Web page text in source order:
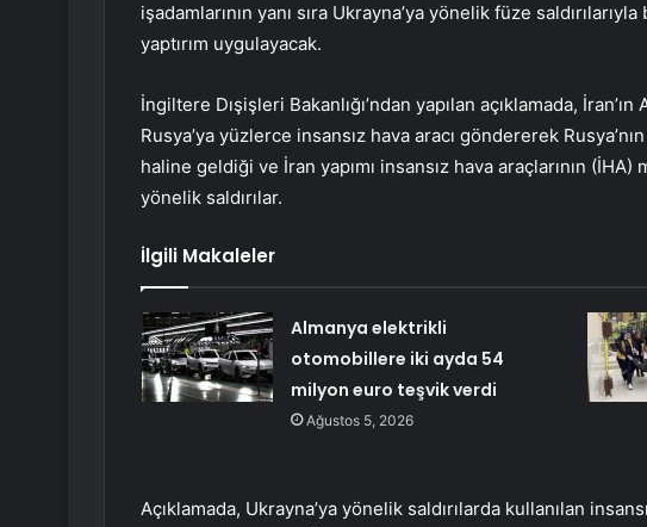
işadamlarının yanı sıra Ukrayna’ya yönelik füze
yaptırım uygulayacak.
İngiltere Dışişleri Bakanlığı’ndan yapılan açıklamada,
Rusya’ya yüzlerce insansız hava aracı göndererek
haline geldiği ve İran yapımı insansız hava araçlarının
yönelik saldırılar.
İlgili Makaleler
Almanya elektrikli
otomobillere iki ayda 54
milyon euro teşvik verdi
Ağustos 5, 2026
Açıklamada, Ukrayna’ya yönelik saldırılarda kullanılan